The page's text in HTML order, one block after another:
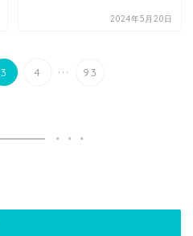
2024年5月20日
3 4 ... 93